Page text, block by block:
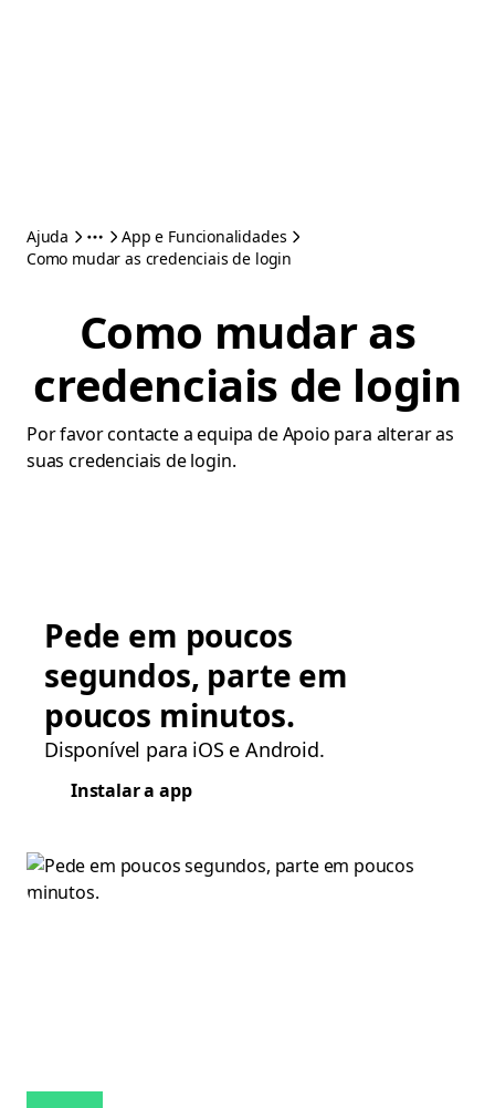
Ajuda
App e Funcionalidades
Como mudar as credenciais de login
Como mudar as
credenciais de login
Por favor contacte a equipa de Apoio para alterar as
suas credenciais de login.
Pede em poucos
segundos, parte em
poucos minutos.
Disponível para iOS e Android.
Instalar a app